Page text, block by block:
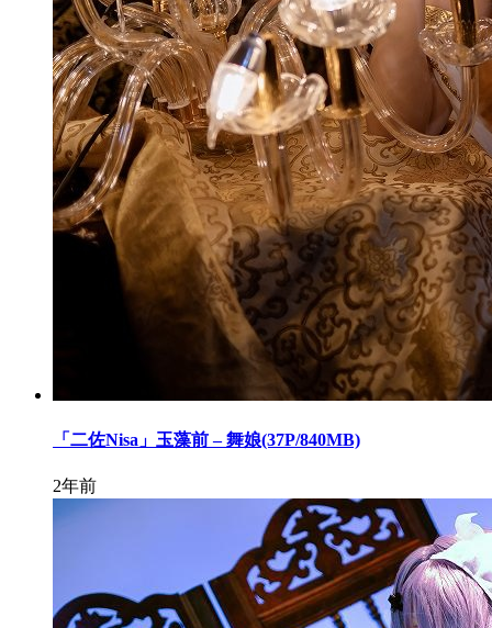
「二佐Nisa」玉藻前 – 舞娘(37P/840MB)
2年前